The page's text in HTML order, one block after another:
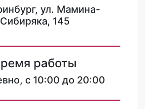
ул. Мамина-
Сибиряка, 145
работы
с 10:00 до 20:00